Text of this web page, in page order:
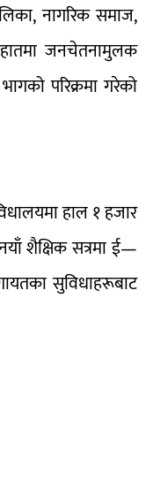
नागरिक समाज,
जनचेतनामुलक
परिक्रमा गरेको
हाल १ हजार
शैक्षिक सत्रमा ई—
सुविधाहरूबाट